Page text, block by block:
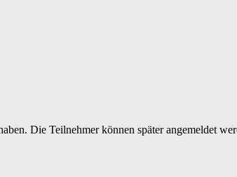
Die Teilnehmer können später angemeldet